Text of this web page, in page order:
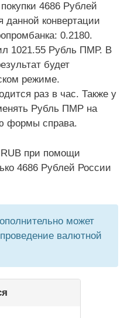
4686 Рублей
конвертации
0.2180.
1021.55 Рубль ПМР. В
будет
режиме.
раз в час. Также у
Рубль ПМР на
формы справа.
при помощи
4686 Рублей России
может
валютной